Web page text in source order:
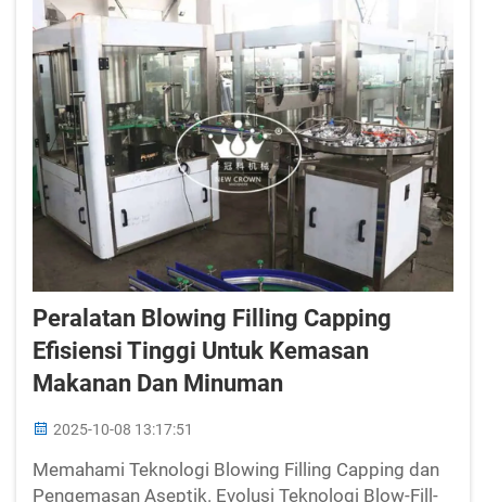
Peralatan Blowing Filling Capping
Efisiensi Tinggi Untuk Kemasan
Makanan Dan Minuman
2025-10-08 13:17:51
Memahami Teknologi Blowing Filling Capping dan
Pengemasan Aseptik. Evolusi Teknologi Blow-Fill-